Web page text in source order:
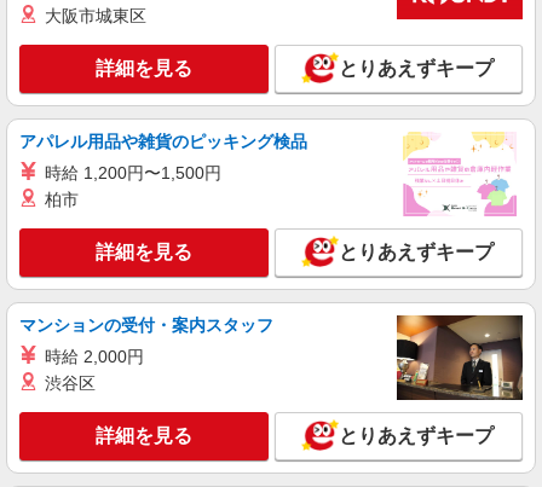
キープ
紹介予定派遣
株式会社シエロ
【au】人気機種に詳しくなれる携帯販売
時給1400〜1600円（経験・能力による） ※残
業代支給 ★交通費別途支給（規定あり） ゜
+゜・。○。・゜+゜・。○。・゜+゜ 入社祝い金10
ィブ支給(規定有) ★月2回払い・週払い可能（規程
有）★ ゜・。○。・゜+゜・。○。・゜+゜
キープ 詳細を見る
株式会社シエロ
【docomo】人気機種に詳しくなれる携帯販売
時給1500円〜1800円（経験・能力による） ※
残業代支給 ★交通費別途支給（規定あり） ゜
+゜・。○。・゜+゜・。○。・゜+゜ 入社祝い金10
万円支給(規定有) お友達を紹介頂くと, インセンテ
岐阜県岐阜市のdocomoショップ
大阪市城東区
詳細を見る とりあえずキープ
アパレル用品や雑貨のピッキング検品
時給 1,200円〜1,500円
柏市
詳細を見る とりあえずキープ
マンションの受付・案内スタッフ
時給 2,000円
渋谷区
詳細を見る とりあえずキープ